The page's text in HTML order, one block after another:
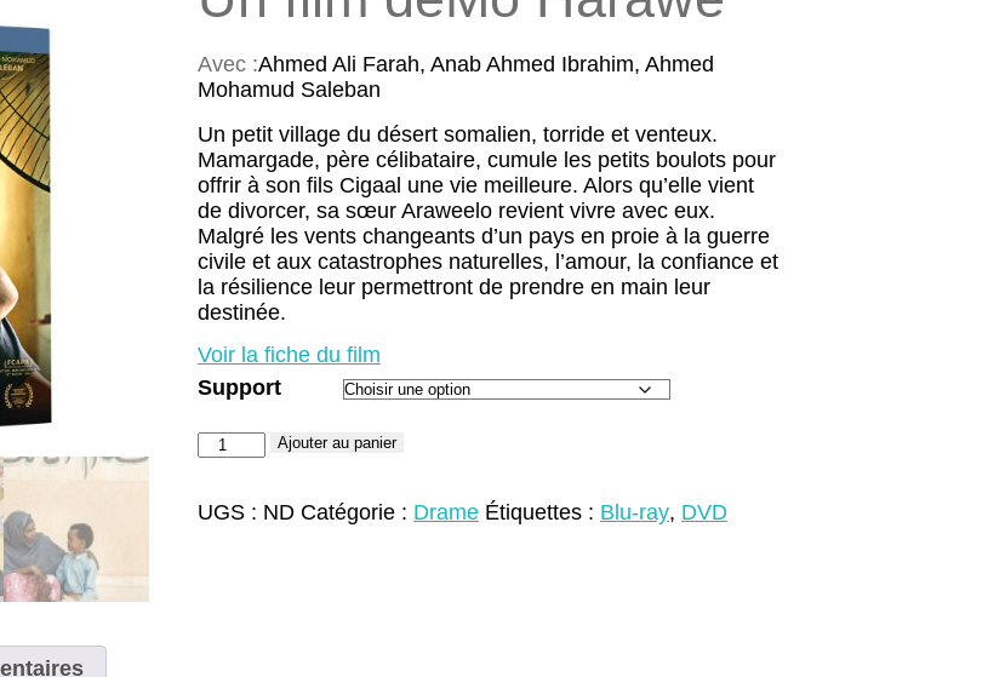
Avec :Ahmed Ali Farah, Anab Ahmed Ibrahim, Ahmed
Mohamud Saleban
Un petit village du désert somalien, torride et venteux.
Mamargade, père célibataire, cumule les petits boulots pour
offrir à son fils Cigaal une vie meilleure. Alors qu’elle vient
de divorcer, sa sœur Araweelo revient vivre avec eux.
Malgré les vents changeants d’un pays en proie à la guerre
civile et aux catastrophes naturelles, l’amour, la confiance et
la résilience leur permettront de prendre en main leur
destinée.
Voir la fiche du film
Support
quantité
de
Village
Ajouter au panier
UGS : ND Catégorie : Drame Étiquettes : Blu-ray, DVD